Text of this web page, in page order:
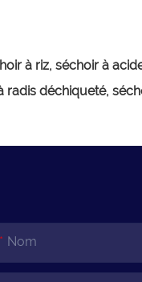
à riz, séchoir à
déchiqueté,
Nom